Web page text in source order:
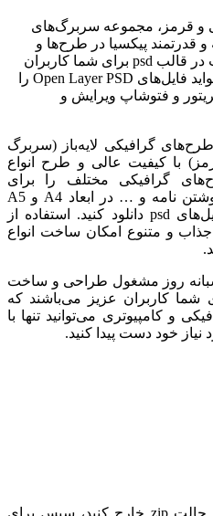
و قرمز، مجموعه سربرگ‌های
و قدرتمند پیکسیا در طرح‌ها و
سبک‌های مختلف با بهترین کیفیت در قالب psd برای شما کاربران
عزیز آماده کرده است. شما می‌تواید فایل‌های Open Layer PSD را
و فتوشاپ ویرایش و
گرافیکی لایه‌باز (سربرگ
با کیفیت عالی و طرح انواع
گرافیکی مختلف را برای
یادداشت‌های اداری و رسمی، نوشتن نامه و … در ابعاد A4 و A5
بدون افت کیفیت، در قالب فایل‌های psd دانلود کنید. استفاده از
و متنوع امکان ساخت انواع
روز مشغول طراحی و ساخت
شما کاربران عزیز می‌باشند که
و کامپیوتری می‌توانید تنها با
خود دست پیدا کنید.
پس از دانلود فایل ابتدا آن را از حالت zip خارج کنید، سپس برای